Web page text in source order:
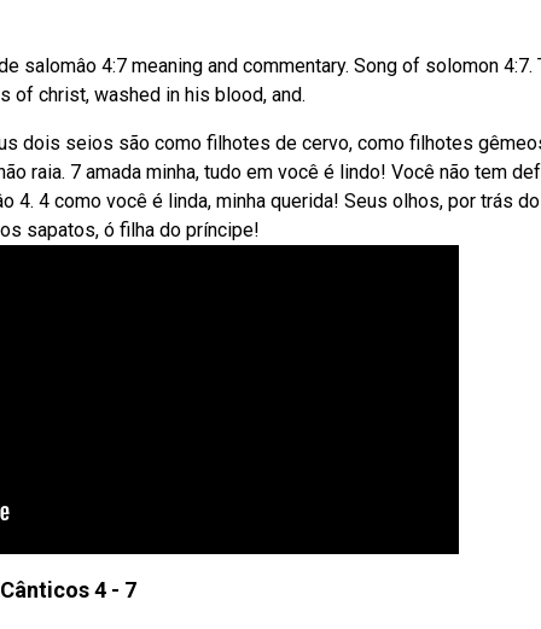
salomâo 4:7 meaning and commentary. Song of solomon 4:7.
of christ, washed in his blood, and.
dois seios são como filhotes de cervo, como filhotes
raia. 7 amada minha, tudo em você é lindo! Você não tem
4. 4 como você é linda, minha querida! Seus olhos, por trás
sapatos, ó filha do príncipe!
Cânticos 4 - 7